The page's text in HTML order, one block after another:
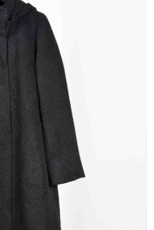
」之結帳頁面顯示為準，若有關於
關疑問，請聯繫「AFTEE先享後付
support/home
「AFTEE先享後付」服務完成之交
料，並將交易相關給付款項請求債
網址：
人或監護人之同意方可使用
引起之損失，本公司不負相關責
個別帳號之用戶狀況，依本公司即
不足之情形，本公司將視審查結果
訊註冊。若發現惡意使用之情形，
之使用額度並採取法律行動。
免運費
)免運費